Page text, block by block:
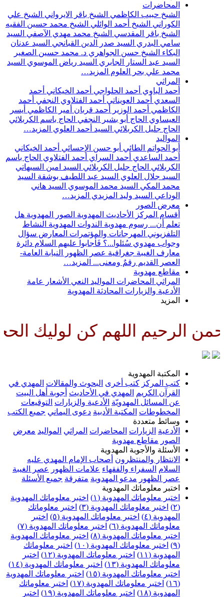
المحاضرات
الشيخ حبيب الكاظمي الشيخ باقر الايرواني الشيخ علي
الكوراني الشيخ أحمد الوائلي الشيخ محمد حسين الفقيه
الشيخ باقر المقدسي الشيخ محمد مهدي الآصفي السيد
سامي البدري السيد صدر الدين القبانجي السيد عدنان
البكاء الشيخ حسن الجواهري د. محمد حسين الصغير
السيد عبد الستار الجابري السيد رياض الموسوي السيد
محمد علي بحر العلوم المزيد…
المراثي
أحمد الباوي أحمد الحلواجي أحمد الخيكاني أحمد
السعدي أحمد العويناتي أحمد الفتلاوي النجفي أحمد
الكاظمي أحمد الوزير أحمد قربان أمير الكاظمي أيسر
العيساوي الحاج أبو بشير النجفي الحاج باسم الكربلائي
الحاج جليل الكربلائي السيد أحمد العلوي المزيد…
المواليد
أبو الحواتم الطائي أبو حسن الإحسائي أحمد الخيكاني
أحمد الساعدي أحمد السراي أحمد الفتلاوي الحاج باسم
الكربلائي الحاج جليل الكربلائي السيد امين السيهاتي
السيد جلال العلوي السيد عبد اللطيف بوشقة السيد
محمد المكي السيد محمد الموسوي السيد هاني
الوداعي السيد وليد المزيدي المزيد…
معرض الصور
أقسام المركز
الأحاديث المهدوية الصور المهدوية هل
تعلم أن... رسوم مهدوية الندوات المهدوية النشاط
التلفزيوني المهرجانات والمؤتمرات المعارض سؤال
وجواب مهدوي سُئلوا...؟ فَأجابوا عليهم السلام دائرة
معارف الغيبة جغرافية عصر الظهور
النيابة العامة-
العصر القديم رقمٌ ومعنى... المزيد…
مقاطع مهدوية
المراثي المحاضرات المواليد النعي الأشعار
عامة
الأدعية والزيارات المحادثة المهدوية
المزيد
الرحيم اللهم كن لوليك
المكتبة المهدوية
كتب المركز كتب أخرى البحوث والمقالات المهدي في
القرآن الكريم
المهدي في الأحاديث أجوبة أهل البيت
عن المسائل المهدويّة الأدعية والزيارات التوقيعات
المخطوطات المكتبة الأدبية دعوى اليماني جميع الكتب
وسائط متعددة
الأدعية الزيارات المحاضرات المراثي المواليد معرض
الصور مقاطع مهدوية
الأسئلة والأجوبة المهدوية
الانتظار والمنتظرون أصحاب الإمام المهدي عليه
السلام السفراء والفقهاء علامات الظهور
عصر الغيبة
عصر الظهور مدعو المهدوية متفرقة جميع الأسئلة
اختبر معلوماتك المهدوية
اختبر معلوماتك المهدوية (١)
اختبر معلوماتك المهدوية
(٢)
اختبر معلوماتك المهدوية (٣)
اختبر معلوماتك
المهدوية (٤)
اختبر معلوماتك المهدوية (٥)
اختبر
معلوماتك المهدوية (٦)
اختبر معلوماتك المهدوية (٧)
اختبر معلوماتك المهدوية (٨)
اختبر معلوماتك المهدوية
(٩)
اختبر معلوماتك المهدوية (١٠)
اختبر معلوماتك
المهدوية (١١)
اختبر معلوماتك المهدوية (١٢)
اختبر
معلوماتك المهدوية (١٣)
اختبر معلوماتك المهدوية (١٤)
اختبر معلوماتك المهدوية (١٥)
اختبر معلوماتك المهدوية
(١٦)
اختبر معلوماتك المهدوية (١٧)
اختبر معلوماتك
المهدوية (١٨)
اختبر معلوماتك المهدوية (١٩) اختبر